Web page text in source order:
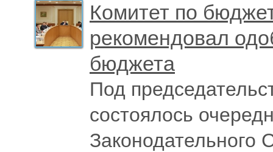
Комитет по
рекомендовал
бюджета
Под
состоялось